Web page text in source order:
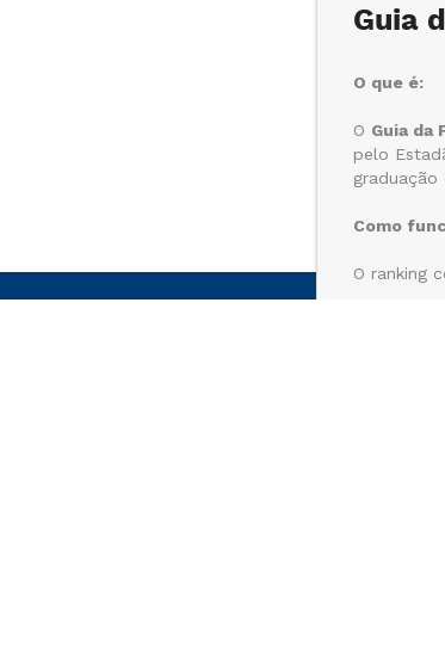
Guia da Faculdade
Guia
O que é:
O Guia da
pelo
graduação
Como
O ranking